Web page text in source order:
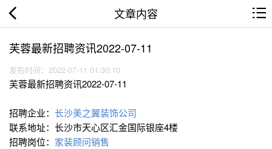
文章内容
芙蓉最新招聘资讯2022-07-11
发布时间：2022-07-11 01:30:10
芙蓉最新招聘资讯2022-07-11
招聘企业： 长沙美之翼装饰公司
联系地址：长沙市天心区汇金国际银座4楼
招聘岗位： 家装顾问销售